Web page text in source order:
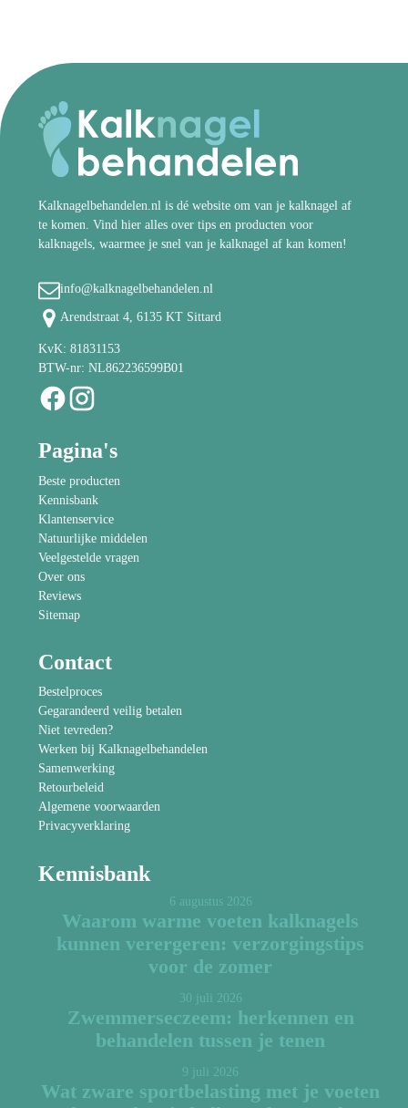
Kalknagelbehandelen.nl is dé website om van je kalknagel af
te komen. Vind hier alles over tips en producten voor
kalknagels, waarmee je snel van je kalknagel af kan komen!
info@kalknagelbehandelen.nl
Arendstraat 4, 6135 KT Sittard
KvK: 81831153
BTW-nr: NL862236599B01
Pagina's
Beste producten
Kennisbank
Klantenservice
Natuurlijke middelen
Veelgestelde vragen
Over ons
Reviews
Sitemap
Contact
Bestelproces
Gegarandeerd veilig betalen
Niet tevreden?
Werken bij Kalknagelbehandelen
Samenwerking
Retourbeleid
Algemene voorwaarden
Privacyverklaring
Kennisbank
6 augustus 2026
Waarom warme voeten kalknagels
kunnen verergeren: verzorgingstips
voor de zomer
30 juli 2026
Zwemmerseczeem: herkennen en
behandelen tussen je tenen
9 juli 2026
Wat zware sportbelasting met je voeten